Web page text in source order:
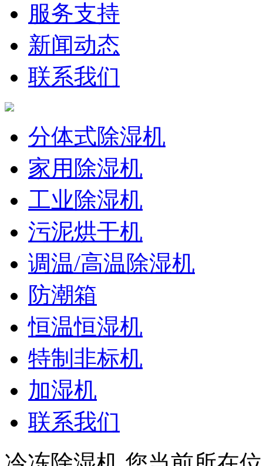
服务支持
新闻动态
联系我们
分体式除湿机
家用除湿机
工业除湿机
污泥烘干机
调温/高温除湿机
防潮箱
恒温恒湿机
特制非标机
加湿机
联系我们